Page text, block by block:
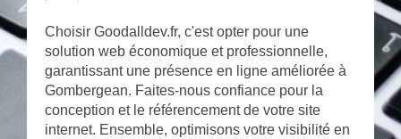
Choisir Goodalldev.fr, c'est opter pour une
solution web économique et professionnelle,
garantissant une présence en ligne améliorée à
Gombergean. Faites-nous confiance pour la
conception et le référencement de votre site
internet. Ensemble, optimisons votre visibilité en